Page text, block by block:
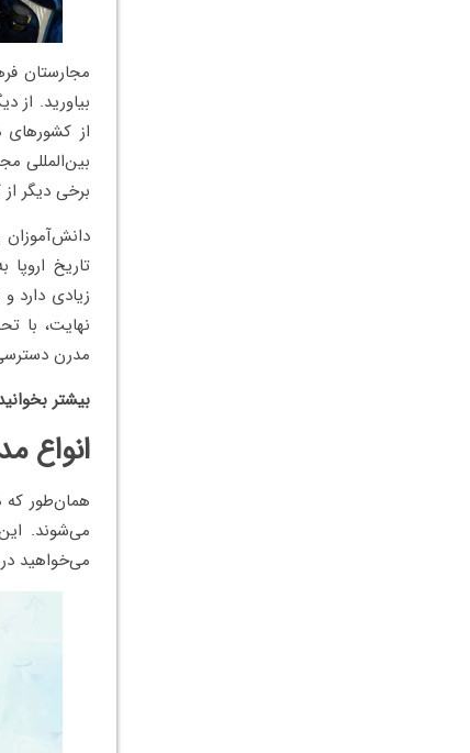
مجارستان
بیاورید. از
از کشورهای
بین‌المللی
برخی دیگر
دانش‌آموزان
تاریخ
زیادی دارد
نهایت، با
مدرن
بیشتر
انواع
همان‌طور که
می‌شوند.
می‌خواهید